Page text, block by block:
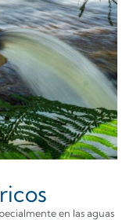
en las aguas